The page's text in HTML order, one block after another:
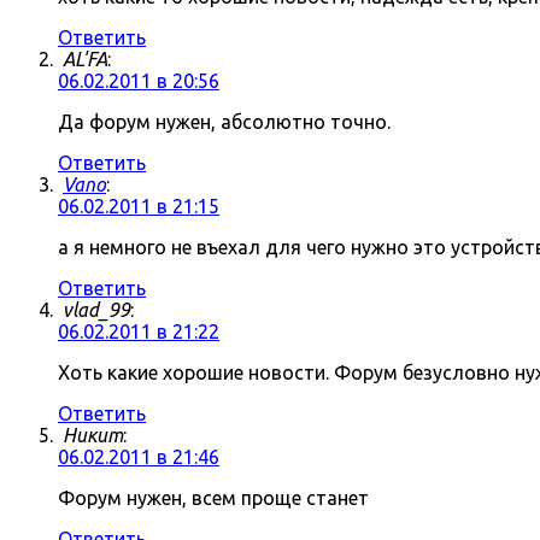
Ответить
AL'FA:
06.02.2011 в 20:56
Да форум нужен, абсолютно точно.
Ответить
Vano:
06.02.2011 в 21:15
а я немного не въехал для чего нужно это
Ответить
vlad_99:
06.02.2011 в 21:22
Хоть какие хорошие новости. Форум безусловно
Ответить
Никит:
06.02.2011 в 21:46
Форум нужен, всем проще станет